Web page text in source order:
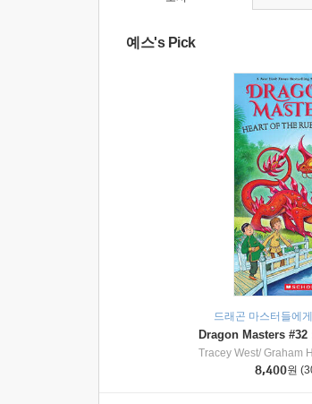
예스's Pick
드래곤 마스터들에
Tracey West/ Graham
8,400원